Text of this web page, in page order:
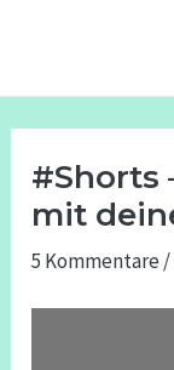
#Shorts
mit
5 Kommentare /